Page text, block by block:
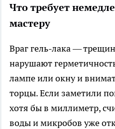
Что требует
мастеру
Враг гель-лака —
нарушают
лампе или окну и
торцы. Если заметили
хотя бы в миллиметр,
воды и микробов уже